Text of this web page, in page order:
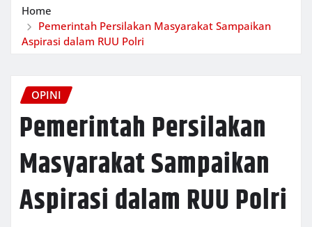
Home
Pemerintah Persilakan Masyarakat Sampaikan
Aspirasi dalam RUU Polri
OPINI
Pemerintah Persilakan
Masyarakat Sampaikan
Aspirasi dalam RUU Polri